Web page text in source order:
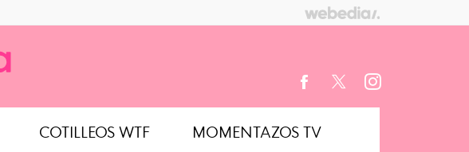
COTILLEOS WTF MOMENTAZOS TV